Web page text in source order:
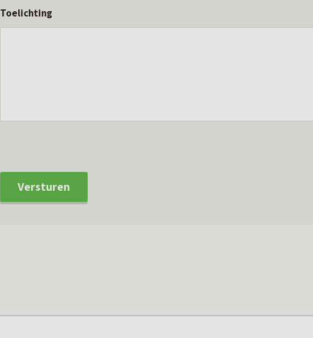
Toelichting
Versturen